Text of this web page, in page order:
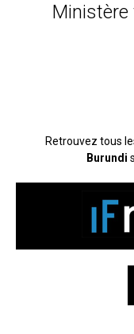
Retrouvez tous
Burundi